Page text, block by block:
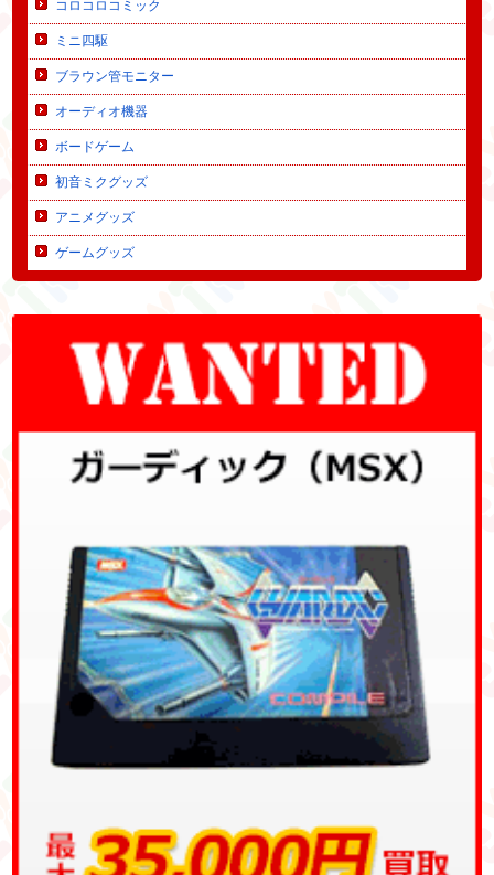
コロコロコミック
ミニ四駆
ブラウン管モニター
オーディオ機器
ボードゲーム
初音ミクグッズ
アニメグッズ
ゲームグッズ